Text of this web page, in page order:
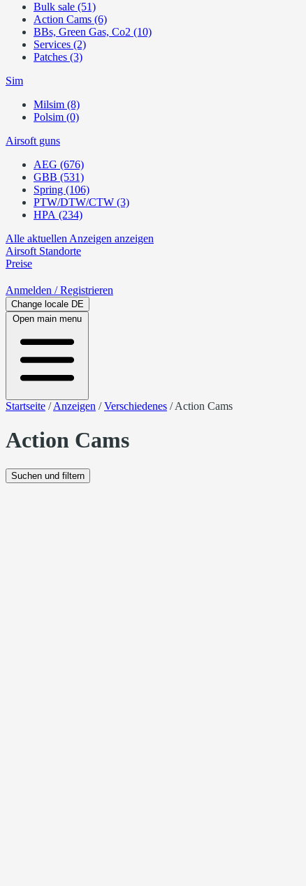
Bulk sale (51)
Action Cams (6)
BBs, Green Gas, Co2 (10)
Services (2)
Patches (3)
Sim
Milsim (8)
Polsim (0)
Airsoft guns
AEG (676)
GBB (531)
Spring (106)
PTW/DTW/CTW (3)
HPA (234)
Alle aktuellen Anzeigen anzeigen
Airsoft Standorte
Preise
Anmelden / Registrieren
Change locale DE
Open main menu
Startseite /Anzeigen /Verschiedenes /Action Cams
Action Cams
Suchen und filtern